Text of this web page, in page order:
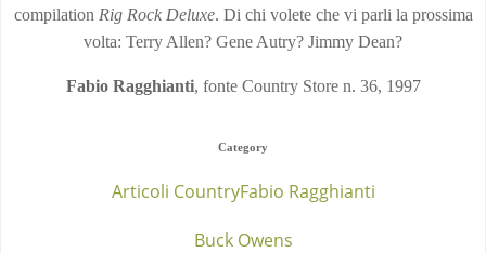
compilation Rig Rock Deluxe. Di chi volete che vi parli la prossima
volta: Terry Allen? Gene Autry? Jimmy Dean?
Fabio Ragghianti, fonte Country Store n. 36, 1997
Category
Articoli CountryFabio Ragghianti
Buck Owens